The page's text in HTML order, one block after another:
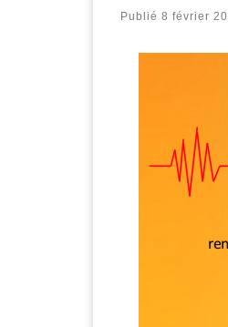
Publié 8 février